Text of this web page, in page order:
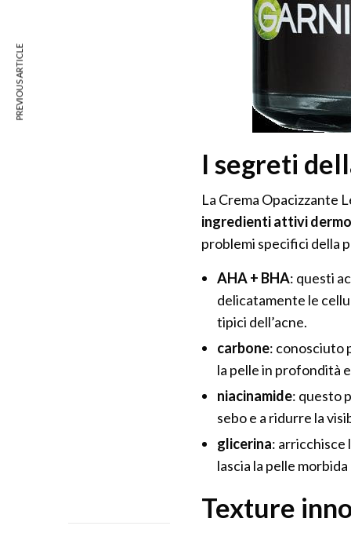
I segreti
La Crema Opacizzante
ingredienti attivi
problemi specifici della
AHA + BHA: questi
delicatamente le
tipici dell’acne.
carbone: conosciuto
la pelle in profondità
niacinamide: questo
sebo e a ridurre la
glicerina: arricchisce
lascia la pelle
Texture
PREVIOUS ARTICLE